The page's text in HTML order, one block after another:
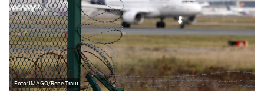
IMAGO/Rene Traut